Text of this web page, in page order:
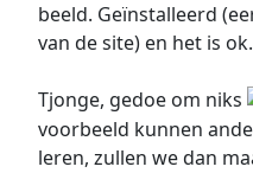
beeld. Geïnstalleerd
van de site) en het is ok.
Tjonge, gedoe om niks
voorbeeld kunnen
leren, zullen we dan